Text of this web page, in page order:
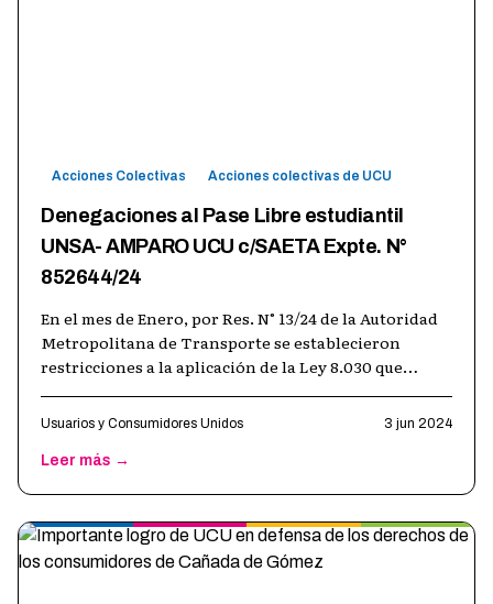
Acciones Colectivas Acciones colectivas de UCU
Denegaciones al Pase Libre estudiantil
UNSA- AMPARO UCU c/SAETA Expte. N°
852644/24
En el mes de Enero, por Res. N° 13/24 de la Autoridad
Metropolitana de Transporte se establecieron
restricciones a la aplicación de la Ley 8.030 que
Usuarios y Consumidores Unidos 3 jun 2024
Leer más →